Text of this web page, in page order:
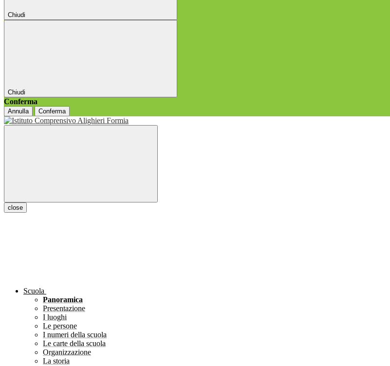
Chiudi
Chiudi
Conferma
Annulla Conferma
close
Scuola
Panoramica
Presentazione
I luoghi
Le persone
I numeri della scuola
Le carte della scuola
Organizzazione
La storia